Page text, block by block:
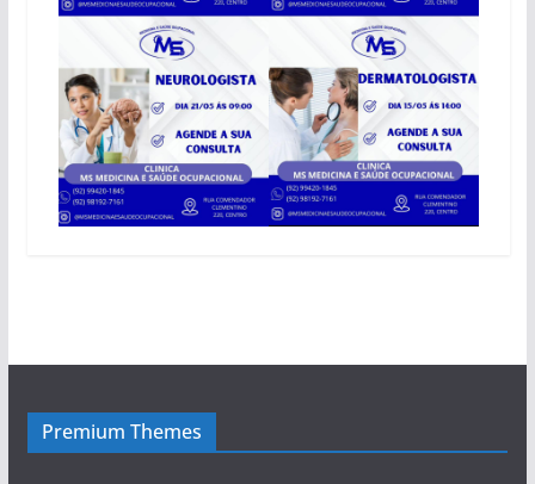
Premium Themes